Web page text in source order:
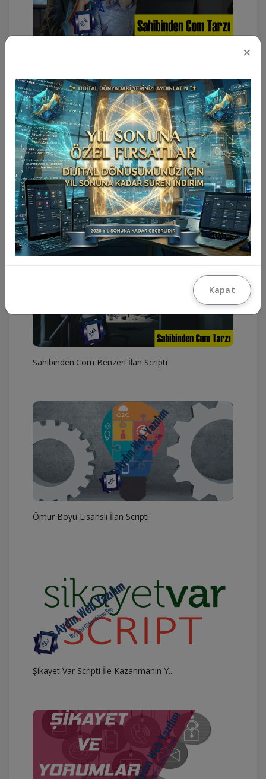
Sahibinden.Com Script
Sahibinden.Com Benzeri İlan Scripti
Ömür Boyu Lisanslı İlan Scripti
Şikayet Var Scripti İle Kazanmanın Y...
×
Kapat